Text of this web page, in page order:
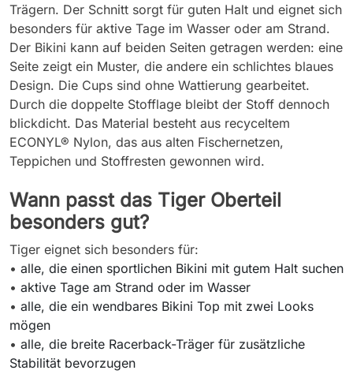
Trägern. Der Schnitt sorgt für guten Halt und eignet sich
besonders für aktive Tage im Wasser oder am Strand.
Der Bikini kann auf beiden Seiten getragen werden: eine
Seite zeigt ein Muster, die andere ein schlichtes blaues
Design. Die Cups sind ohne Wattierung gearbeitet.
Durch die doppelte Stofflage bleibt der Stoff dennoch
blickdicht. Das Material besteht aus recyceltem
ECONYL® Nylon, das aus alten Fischernetzen,
Teppichen und Stoffresten gewonnen wird.
Wann passt das Tiger Oberteil
besonders gut?
Tiger eignet sich besonders für:
• alle, die einen sportlichen Bikini mit gutem Halt suchen
• aktive Tage am Strand oder im Wasser
• alle, die ein wendbares Bikini Top mit zwei Looks
mögen
• alle, die breite Racerback-Träger für zusätzliche
Stabilität bevorzugen